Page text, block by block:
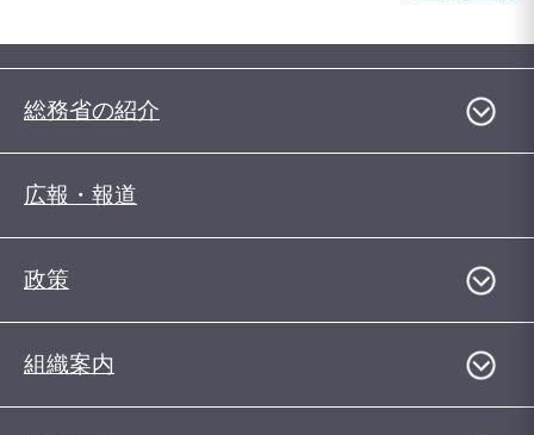
総務省の紹介
広報・報道
政策
組織案内